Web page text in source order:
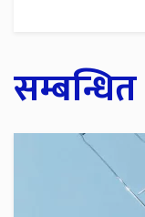
सम्बन्धित